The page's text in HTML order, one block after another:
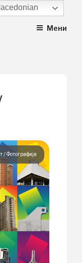
Мени
Фотографија